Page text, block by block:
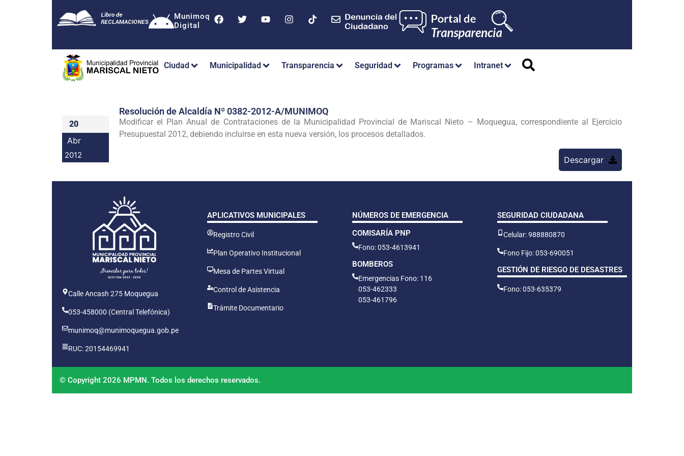
Munimoq
Digital
Ciudad Municipalidad Transparencia Seguridad Programas Intranet
20
Abr
2012
Resolución de Alcaldía Nº 0382-2012-A/MUNIMOQ
Modificar el Plan Anual de Contrataciones de la Municipalidad Provincial de Mariscal Nieto – Moquegua, correspondiente al Ejercicio
Presupuestal 2012, debiendo incluirse en esta nueva versión, los procesos detallados.
Descargar
Calle Ancash 275 Moquegua
053-458000 (Central Telefónica)
munimoq@munimoquegua.gob.pe
RUC: 20154469941
APLICATIVOS MUNICIPALES
Registro Civil
Plan Operativo Institucional
Mesa de Partes Virtual
Control de Asistencia
Trámite Documentario
NÚMEROS DE EMERGENCIA
COMISARÍA PNP
Fono: 053-4613941
BOMBEROS
Emergencias Fono: 116
053-462333
053-461796
SEGURIDAD CIUDADANA
Celular: 988880870
Fono Fijo: 053-690051
GESTIÓN DE RIESGO DE DESASTRES
Fono: 053-635379
© Copyright 2026 MPMN. Todos los derechos reservados.